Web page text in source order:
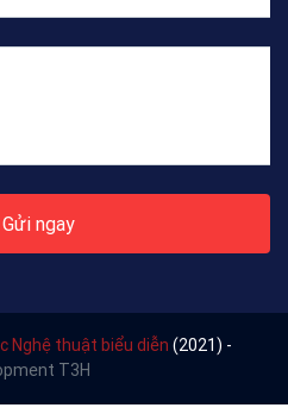
Gửi ngay
Nghệ thuật biểu diễn (2021) -
T3H